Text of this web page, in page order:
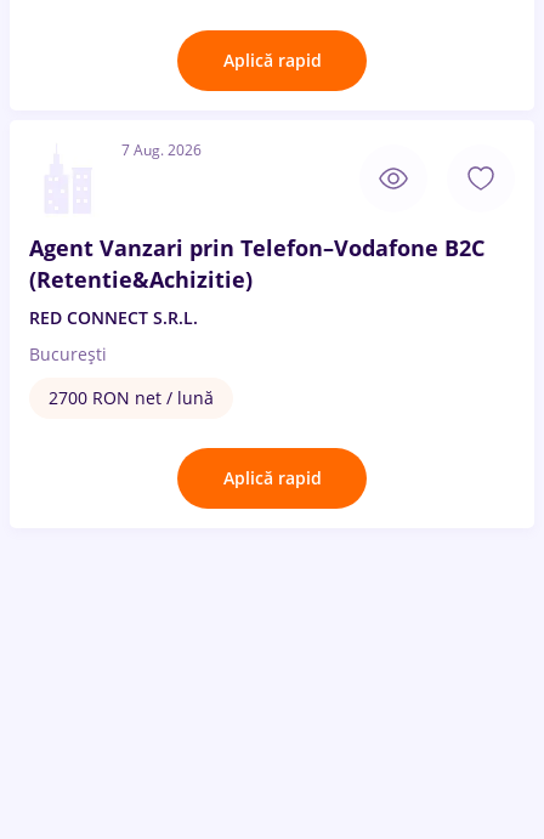
Aplică rapid
7 Aug. 2026
Agent Vanzari prin Telefon–Vodafone B2C
(Retentie&Achizitie)
RED CONNECT S.R.L.
București
2700 RON net / lună
Aplică rapid